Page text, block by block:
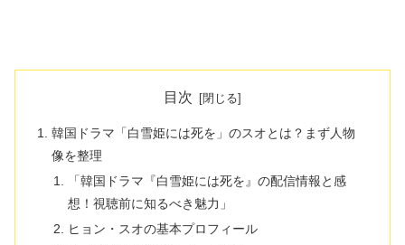
目次
韓国ドラマ「白雪姫には死を」のスオとは？まず人物
像を整理
「韓国ドラマ『白雪姫には死を』の配信情報と感
想！視聴前に知るべき魅力」
ヒョン・スオの基本プロフィール